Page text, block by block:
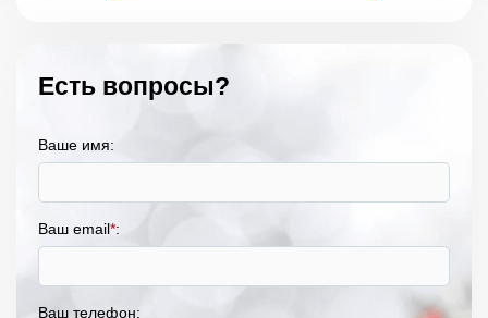
Есть вопросы?
Ваше имя:
Ваш email*:
Ваш телефон: